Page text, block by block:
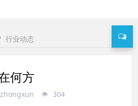
行业动态
何方
zhongxun 304